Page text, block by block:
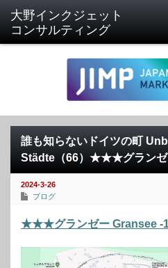
誰も知らないドイツの町
Städte（66）★★★グランゼ
2024-3-26
ブログ
★★★グランゼー Gransee -